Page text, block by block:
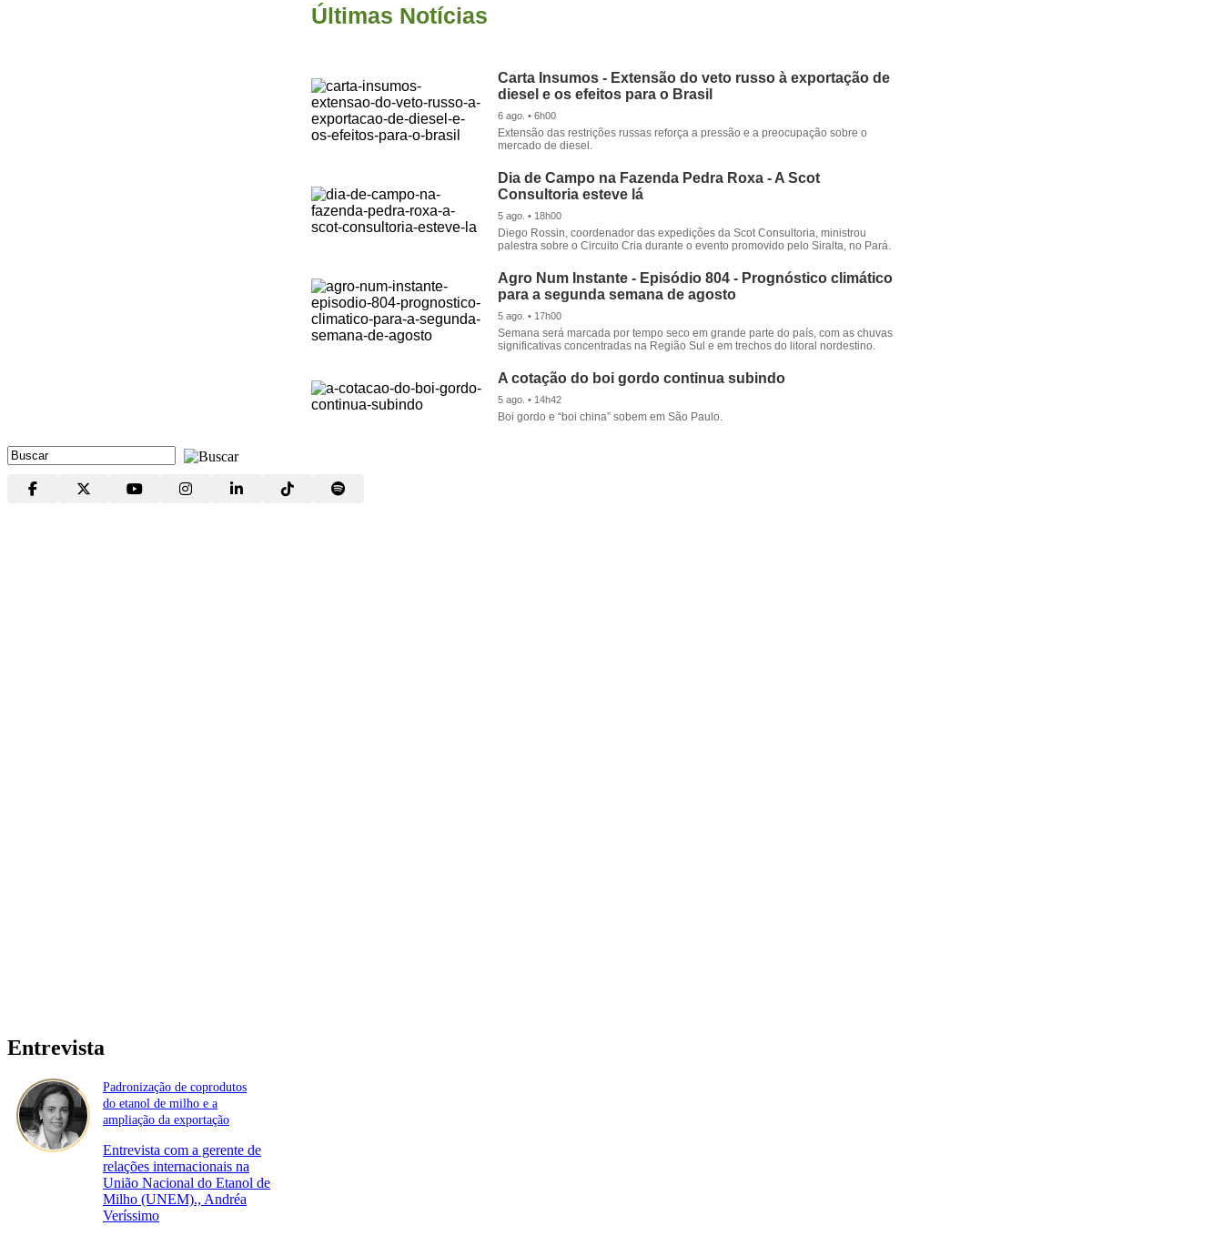
Últimas Notícias
Carta Insumos - Extensão do veto russo à exportação de
diesel e os efeitos para o Brasil
6 ago. • 6h00
Extensão das restrições russas reforça a pressão e a preocupação sobre o
mercado de diesel.
Dia de Campo na Fazenda Pedra Roxa - A Scot
Consultoria esteve lá
5 ago. • 18h00
Diego Rossin, coordenador das expedições da Scot Consultoria, ministrou
palestra sobre o Circuito Cria durante o evento promovido pelo Siralta, no Pará.
Agro Num Instante - Episódio 804 - Prognóstico climático
para a segunda semana de agosto
5 ago. • 17h00
Semana será marcada por tempo seco em grande parte do país, com as chuvas
significativas concentradas na Região Sul e em trechos do litoral nordestino.
A cotação do boi gordo continua subindo
5 ago. • 14h42
Boi gordo e “boi china” sobem em São Paulo.
Entrevista
Padronização de coprodutos
do etanol de milho e a
ampliação da exportação
Entrevista com a gerente de
relações internacionais na
União Nacional do Etanol de
Milho (UNEM)., Andréa
Veríssimo